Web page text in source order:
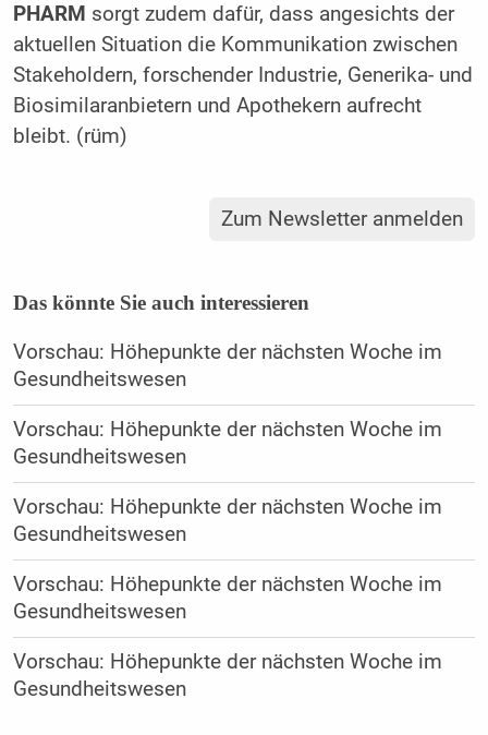
PHARM sorgt zudem dafür, dass angesichts der
aktuellen Situation die Kommunikation zwischen
Stakeholdern, forschender Industrie, Generika- und
Biosimilaranbietern und Apothekern aufrecht
bleibt. (rüm)
Zum Newsletter anmelden
Das könnte Sie auch interessieren
Vorschau: Höhepunkte der nächsten Woche im
Gesundheitswesen
Vorschau: Höhepunkte der nächsten Woche im
Gesundheitswesen
Vorschau: Höhepunkte der nächsten Woche im
Gesundheitswesen
Vorschau: Höhepunkte der nächsten Woche im
Gesundheitswesen
Vorschau: Höhepunkte der nächsten Woche im
Gesundheitswesen